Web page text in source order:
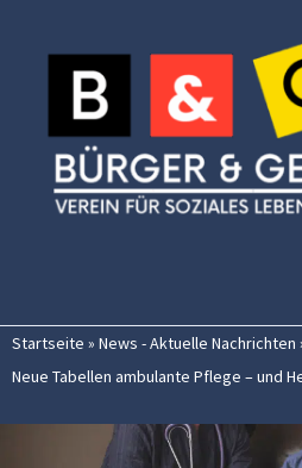
Inhalt
springen
Startseite » News - Aktuelle Nachrichten
Neue Tabellen ambulante Pflege – und